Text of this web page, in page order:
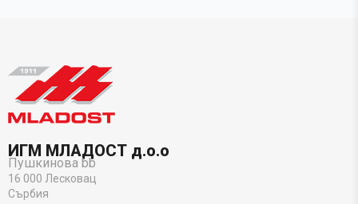
ИГМ МЛАДОСТ д.о.о
Пушкинова bb
16 000 Лесковац
Сърбия